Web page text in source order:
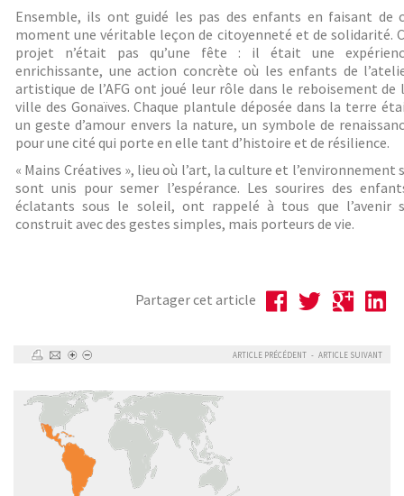
Ensemble, ils ont guidé les pas des enfants en faisant de
moment une véritable leçon de citoyenneté et de solidarité.
projet n’était pas qu’une fête : il était une
enrichissante, une action concrète où les enfants de
artistique de l’AFG ont joué leur rôle dans le reboisement de
ville des Gonaïves. Chaque plantule déposée dans la terre
un geste d’amour envers la nature, un symbole de
pour une cité qui porte en elle tant d’histoire et de résilience.
« Mains Créatives », lieu où l’art, la culture et l’environnement
sont unis pour semer l’espérance. Les sourires des
éclatants sous le soleil, ont rappelé à tous que l’avenir
construit avec des gestes simples, mais porteurs de vie.
Partager cet article
ARTICLE PRÉCÉDENT - ARTICLE SUIVANT